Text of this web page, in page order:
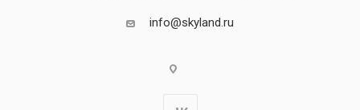
info@skyland.ru